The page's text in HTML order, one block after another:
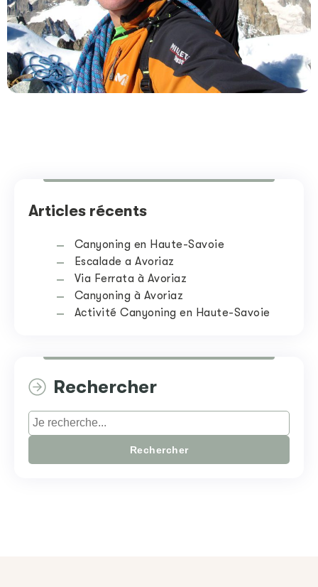
Articles récents
Canyoning en Haute-Savoie
Escalade a Avoriaz
Via Ferrata à Avoriaz
Canyoning à Avoriaz
Activité Canyoning en Haute-Savoie
Rechercher
Rechercher